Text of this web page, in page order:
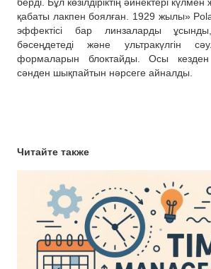
қабаты лакпен боялған. 1929 жылы»
эффектісі бар линзаларды
бәсеңдетеді және ультракүлгін
формаларын блоктайды. Осы кезден
сәнден шықпайтын нәрсеге айналды.
Читайте также